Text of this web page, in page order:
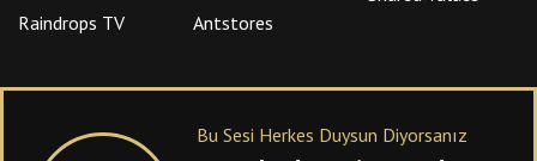
Raindrops TV
Antstores
Bu Sesi Herkes Duysun Diyorsanız